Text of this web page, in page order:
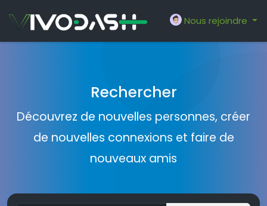
Nous rejoindre
Rechercher
Découvrez de nouvelles personnes, créer
de nouvelles connexions et faire de
nouveaux amis